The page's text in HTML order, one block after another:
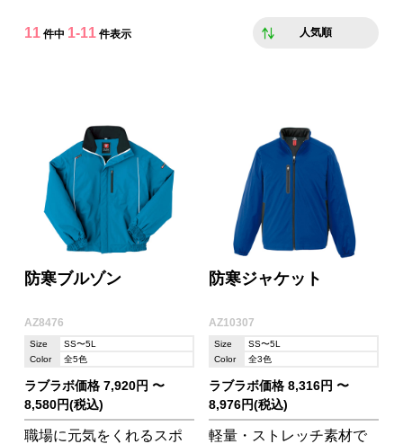
11件中 1-11件表示 人気順
防寒ブルゾン
AZ8476
Size
SS〜5L
Color
全5色
ラブラボ価格 7,920円 〜
8,580円(税込)
職場に元気をくれるスポ
防寒ジャケット
AZ10307
Size
SS〜5L
Color
全3色
ラブラボ価格 8,316円 〜
8,976円(税込)
軽量・ストレッチ素材で